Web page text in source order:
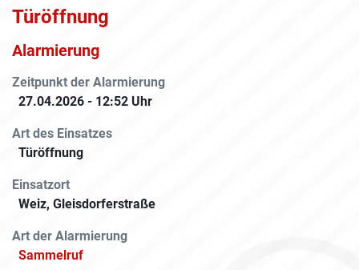
Türöffnung
Alarmierung
Zeitpunkt der Alarmierung
27.04.2026 - 12:52 Uhr
Art des Einsatzes
Türöffnung
Einsatzort
Weiz, Gleisdorferstraße
Art der Alarmierung
Sammelruf